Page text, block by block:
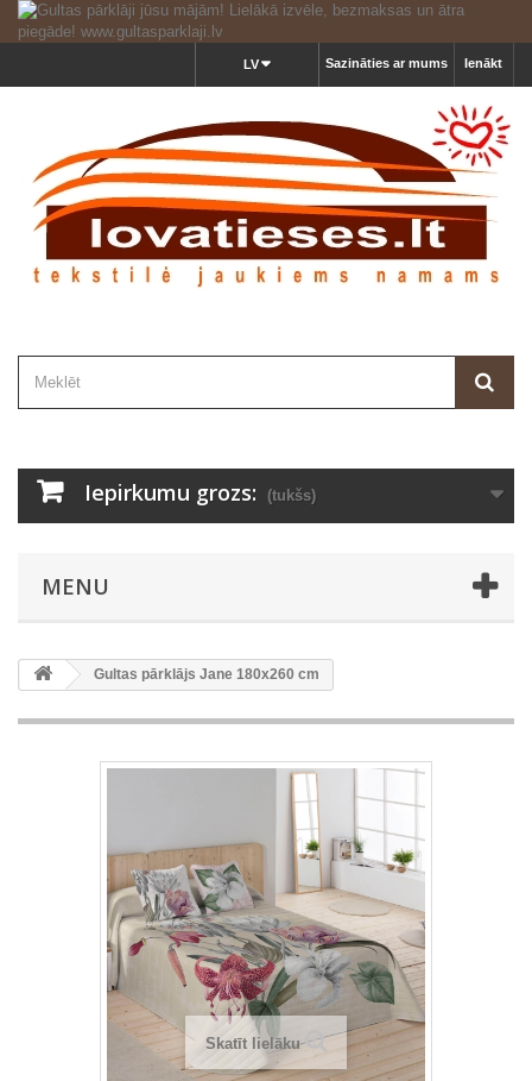
Ienākt
Sazināties ar mums
LV
Iepirkumu grozs: (tukšs)
MENU
Gultas pārklājs Jane 180x260 cm
Skatīt lielāku